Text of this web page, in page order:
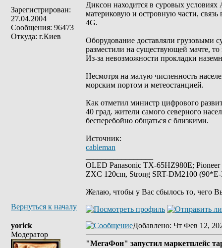
Зарегистрирован:
27.04.2004
Сообщения: 96473
Откуда: г.Киев
Диксон находится в суровых
материковую и островную части,
4G.
Оборудование доставляли грузовыми
разместили на существующей мачте,
Из-за невозможности прокладки
Несмотря на малую численность
морским портом и метеостанцией.
Как отметил министр цифрового
40 град. жители самого северного
бесперебойно общаться с близкими.
Источник:
cableman
OLED Panasonic TX-65HZ980E;
ZXC 120cm, Strong SRT-DM2100
Желаю, чтобы у Вас сбылось то, чего
Вернуться к началу
yorick
Модератор
Добавлено: Чт Фев 12,
"МегаФон" запустил маркетплейс